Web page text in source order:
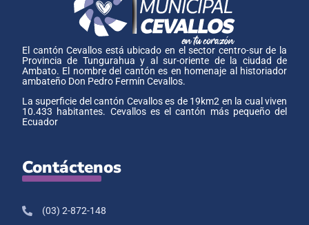
El cantón Cevallos está ubicado en el sector centro-sur de la
Provincia de Tungurahua y al sur-oriente de la ciudad de
Ambato. El nombre del cantón es en homenaje al historiador
ambateño Don Pedro Fermín Cevallos.
La superficie del cantón Cevallos es de 19km2 en la cual viven
10.433 habitantes. Cevallos es el cantón más pequeño del
Ecuador
Contáctenos
(03) 2-872-148